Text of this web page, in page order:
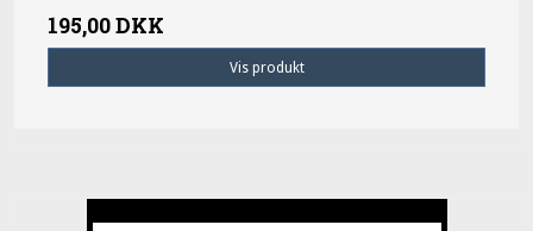
195,00 DKK
Vis produkt